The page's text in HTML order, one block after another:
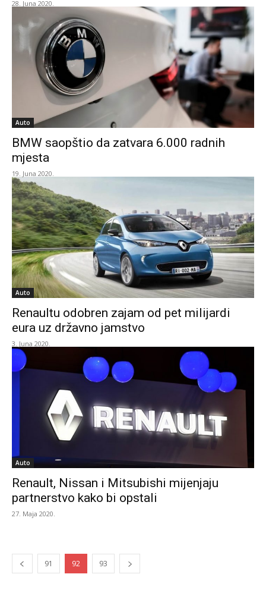
28. Juna 2020.
Auto
BMW saopštio da zatvara 6.000 radnih
mjesta
19. Juna 2020.
Auto
Renaultu odobren zajam od pet milijardi
eura uz državno jamstvo
3. Juna 2020.
Auto
Renault, Nissan i Mitsubishi mijenjaju
partnerstvo kako bi opstali
27. Maja 2020.
91 92 93